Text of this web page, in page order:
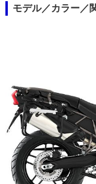
モデル／カラー／